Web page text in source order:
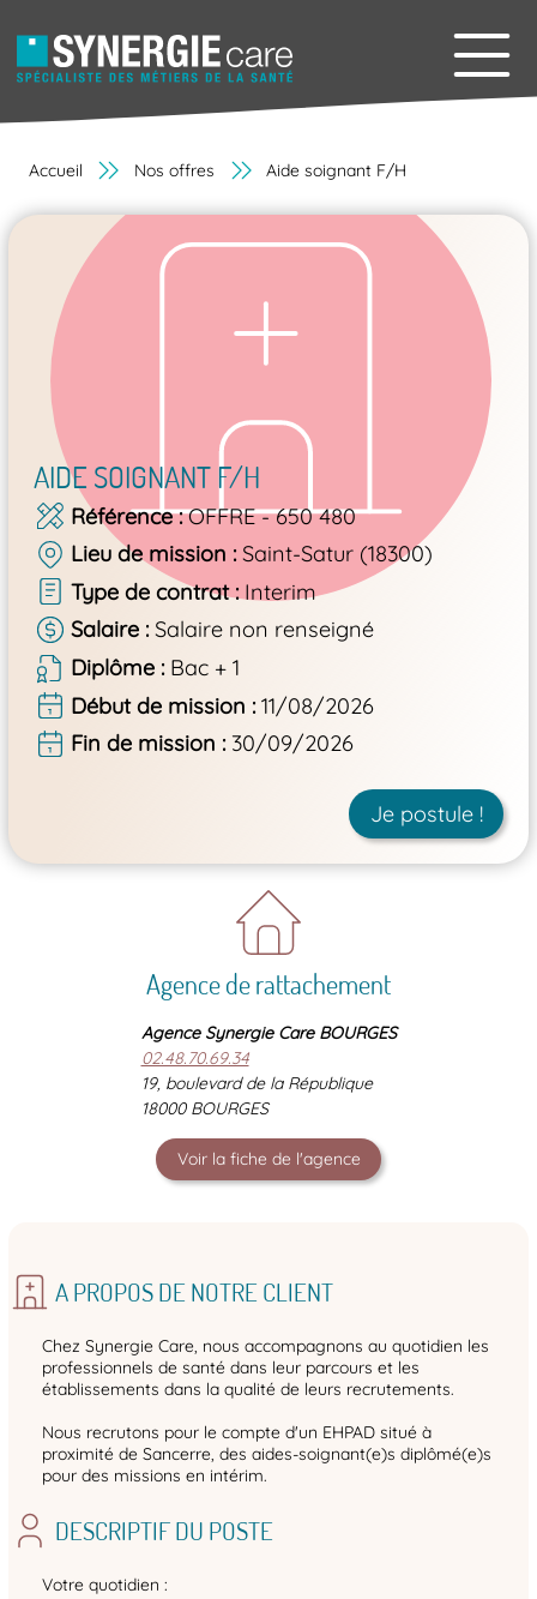
Accueil Nos offres Aide soignant F/H
AIDE SOIGNANT F/H
Référence OFFRE - 650 480
Lieu de mission
Saint-Satur (18300)
Type de contrat Interim
Salaire Salaire non renseigné
Diplôme
Bac + 1
Début de mission
11/08/2026
Fin de mission
30/09/2026
Je postule !
Agence de rattachement
Agence Synergie Care BOURGES
02.48.70.69.34
19, boulevard de la République
18000 BOURGES
Voir la fiche de l'agence
A PROPOS DE NOTRE CLIENT
Chez Synergie Care, nous accompagnons au quotidien les
professionnels de santé dans leur parcours et les
établissements dans la qualité de leurs recrutements.
Nous recrutons pour le compte d'un EHPAD situé à
proximité de Sancerre, des aides-soignant(e)s diplômé(e)s
pour des missions en intérim.
DESCRIPTIF DU POSTE
Votre quotidien :